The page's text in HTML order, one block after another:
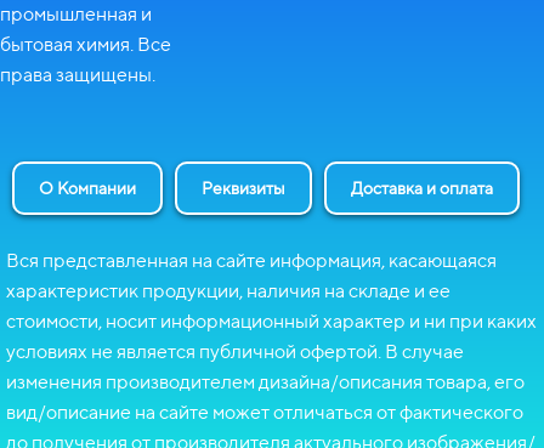
промышленная и
бытовая химия. Все
права защищены.
О Компании Реквизиты Доставка и оплата
Вся представленная на сайте информация, касающаяся
характеристик продукции, наличия на складе и ее
стоимости, носит информационный характер и ни при каких
условиях не является публичной офертой. В случае
изменения производителем дизайна/описания товара, его
вид/описание на сайте может отличаться от фактического
до получения от производителя актуального изображения/